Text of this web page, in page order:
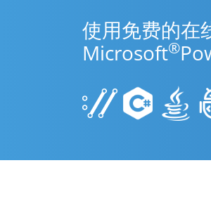
使用免费的在
Microsoft®